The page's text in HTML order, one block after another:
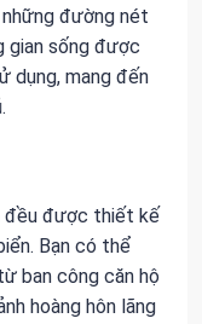
đường nét
gian sống được
dụng, mang đến
đều được thiết kế
Bạn có thể
ban công căn hộ
hoàng hôn lãng